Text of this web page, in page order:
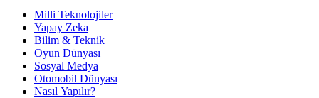
Milli Teknolojiler
Yapay Zeka
Bilim & Teknik
Oyun Dünyası
Sosyal Medya
Otomobil Dünyası
Nasıl Yapılır?